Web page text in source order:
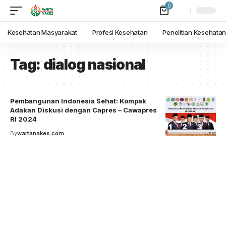
0
Kesehatan Masyarakat Profesi Kesehatan Penelitian Kesehatan
Tag:dialog nasional
Pembangunan Indonesia Sehat: Kompak
Adakan Diskusi dengan Capres – Cawapres
RI 2024
Bywartanakes.com